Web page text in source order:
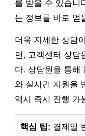
를 받을 수 있습니
는 정보를 바로 얻
더욱 자세한 상담
면, 고객센터 상담
다. 상담원을 통해
와 실시간 지원을
역시 즉시 진행 가
핵심 팁: 결제일